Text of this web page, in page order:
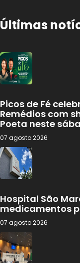
Últimas
Picos de Fé
Remédios com
Poeta neste
07 agosto 2026
Hospital São
medicamentos
07 agosto 2026